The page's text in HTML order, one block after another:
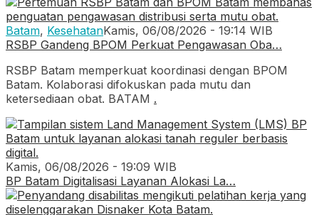
Batam, KesehatanKamis, 06/08/2026 - 19:14 WIB
RSBP Gandeng BPOM Perkuat Pengawasan Oba…
RSBP Batam memperkuat koordinasi dengan BPOM
Batam. Kolaborasi difokuskan pada mutu dan
ketersediaan obat. BATAM .
Kamis, 06/08/2026 - 19:09 WIB
BP Batam Digitalisasi Layanan Alokasi La…